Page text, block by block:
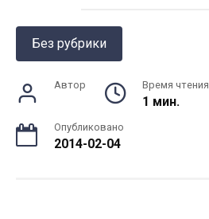
Без рубрики
Автор Время чтения
1 мин.
Опубликовано
2014-02-04